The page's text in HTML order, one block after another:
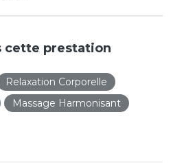
cette prestation
Relaxation Corporelle
Massage Harmonisant